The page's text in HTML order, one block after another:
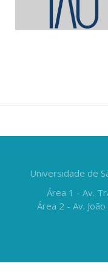
Universidade de
Área 1 - Av.
Área 2 - Av.